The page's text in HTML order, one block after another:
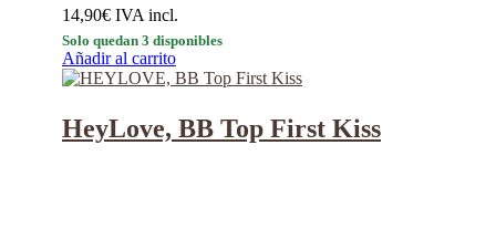
14,90€ IVA incl.
Solo quedan 3 disponibles
Añadir al carrito
HeyLove, BB Top First Kiss